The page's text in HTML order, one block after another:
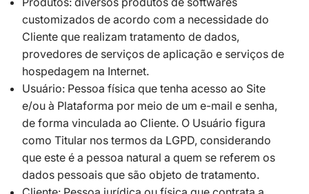
customizados de acordo com a necessidade do
Cliente que realizam tratamento de dados,
provedores de serviços de aplicação e serviços de
hospedagem na Internet.
Usuário: Pessoa física que tenha acesso ao Site
e/ou à Plataforma por meio de um e-mail e senha,
de forma vinculada ao Cliente. O Usuário figura
como Titular nos termos da LGPD, considerando
que este é a pessoa natural a quem se referem os
dados pessoais que são objeto de tratamento.